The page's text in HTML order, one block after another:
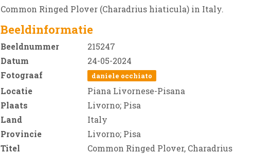
Common Ringed Plover (Charadrius hiaticula) in Italy.
Beeldinformatie
Beeldnummer
215247
Datum
24-05-2024
Fotograaf
daniele occhiato
Locatie
Piana Livornese-Pisana
Plaats
Livorno; Pisa
Land
Italy
Provincie
Livorno; Pisa
Titel
Common Ringed Plover, Charadrius